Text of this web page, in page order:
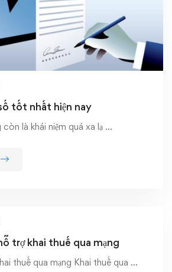
tốt nhất hiện nay
là khái niệm quá xa lạ …
trợ khai thuế qua mạng
thuế qua mạng Khai thuế qua …